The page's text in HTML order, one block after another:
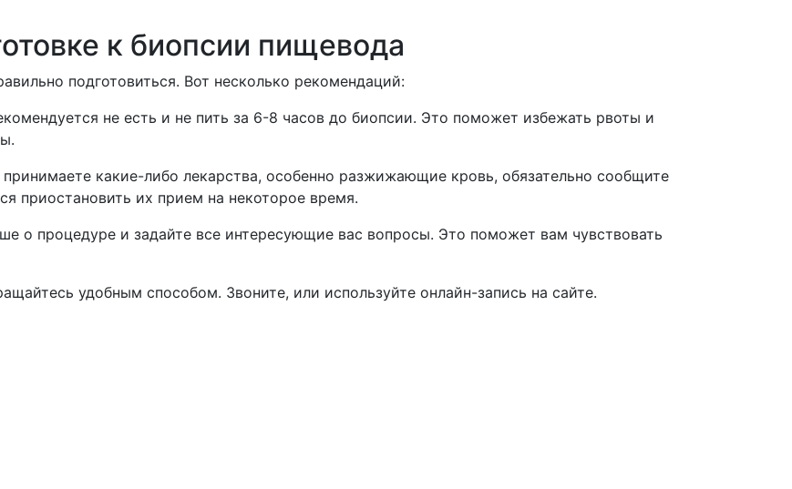
к биопсии пищевода
подготовиться. Вот несколько рекомендаций:
не есть и не пить за 6-8 часов до биопсии. Это поможет избежать рвоты и
какие-либо лекарства, особенно разжижающие кровь, обязательно сообщите
приостановить их прием на некоторое время.
о процедуре и задайте все интересующие вас вопросы. Это поможет вам чувствовать
удобным способом. Звоните, или используйте онлайн-запись на сайте.